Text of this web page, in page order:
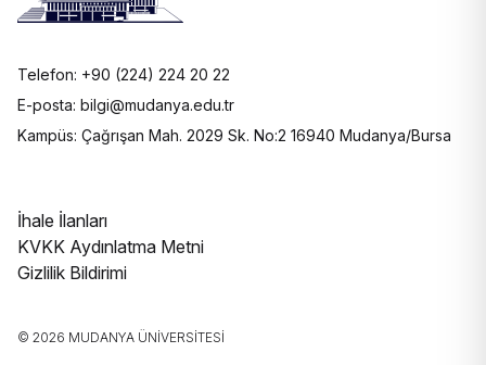
Telefon: +90 (224) 224 20 22
E-posta: bilgi@mudanya.edu.tr
Kampüs: Çağrışan Mah. 2029 Sk. No:2 16940 Mudanya/Bursa
İhale İlanları
KVKK Aydınlatma Metni
Gizlilik Bildirimi
© 2026 MUDANYA ÜNIVERSITESI